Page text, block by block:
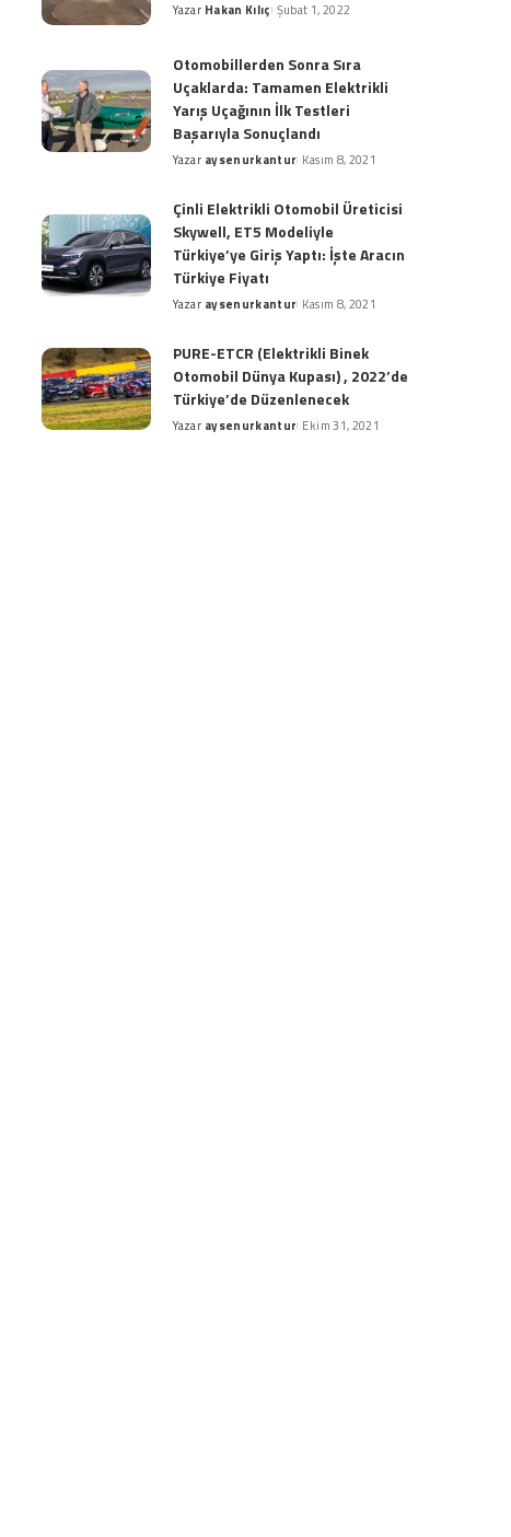
Posted
Yazar Hakan Kılıç Şubat 1, 2022
Otomobillerden Sonra Sıra
Uçaklarda: Tamamen Elektrikli
Yarış Uçağının İlk Testleri
Başarıyla Sonuçlandı
Posted
Yazar aysenurkantur Kasım 8, 2021
Çinli Elektrikli Otomobil Üreticisi
Skywell, ET5 Modeliyle
Türkiye’ye Giriş Yaptı: İşte Aracın
Türkiye Fiyatı
Posted
Yazar aysenurkantur Kasım 8, 2021
PURE-ETCR (Elektrikli Binek
Otomobil Dünya Kupası) , 2022’de
Türkiye’de Düzenlenecek
Posted
Yazar aysenurkantur Ekim 31, 2021